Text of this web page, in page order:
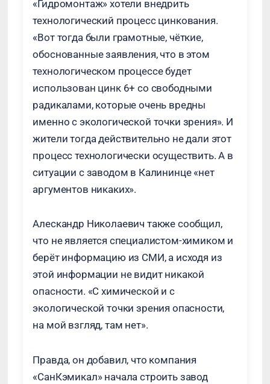
«Гидромонтаж» хотели внедрить
технологический процесс цинкования.
«Вот тогда были грамотные, чёткие,
обоснованные заявления, что в этом
технологическом процессе будет
использован цинк 6+ со свободными
радикалами, которые очень вредны
именно с экологической точки зрения». И
жители тогда действительно не дали этот
процесс технологически осуществить. А в
ситуации с заводом в Калининце «нет
аргументов никаких».
Алескандр Николаевич также сообщил,
что не является специалистом-химиком и
берёт информацию из СМИ, а исходя из
этой информации не видит никакой
опасности. «С химической и с
экологической точки зрения опасности,
на мой взгляд, там нет».
Правда, он добавил, что компания
«СанКэмикал» начала строить завод